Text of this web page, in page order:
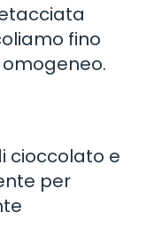
fino
cioccolato e
per